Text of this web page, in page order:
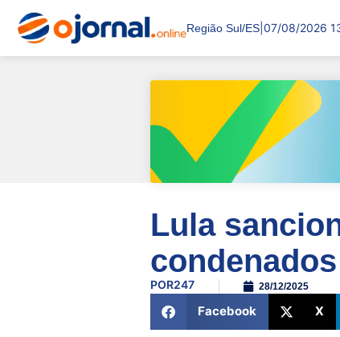
Região Sul/ES 07/08/2026
Lula
condenados
POR247 28/12/2025
Facebook X